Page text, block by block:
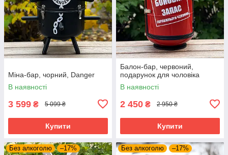
Міна-бар, чорний, Danger
В наявності
3 599 ₴ 5 099 ₴
Купити
Балон-бар, червоний,
подарунок для чоловіка
В наявності
2 450 ₴ 2 950 ₴
Купити
Без алкоголю –17% Без алкоголю –17%